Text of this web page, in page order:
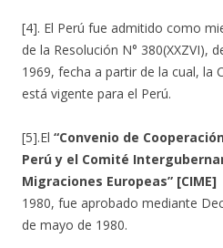
[4]. El Perú fue admitido como
de la Resolución N° 380(XXZVI),
1969, fecha a partir de la cual, la
está vigente para el Perú.
[5].El “Convenio de
Perú y el Comité
Migraciones Europeas” [CIME]
1980, fue aprobado mediante
de mayo de 1980.